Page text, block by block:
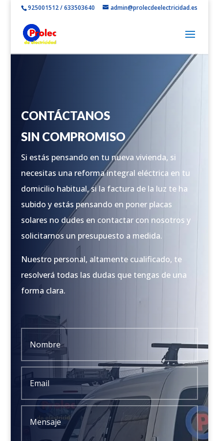
925001512 / 633503640 admin@prolecdeelectricidad.es
CONTÁCTANOS
SIN COMPROMISO
Si estás pensando en tu nueva vivienda, si
necesitas una reforma integral eléctrica en tu
domicilio habitual, si la factura de la luz te ha
subido y estás pensando en poner placas
solares no dudes en contactar con nosotros y
solicitarnos un presupuesto a medida.
Nuestro personal, altamente cualificado, te
resolverá todas las dudas que tengas de una
forma clara.